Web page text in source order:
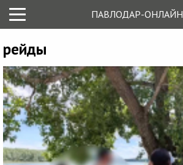
ПАВЛОДАР-ОНЛАЙН
рейды